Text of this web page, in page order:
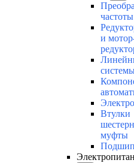
частоты
и
Втулки
муфты